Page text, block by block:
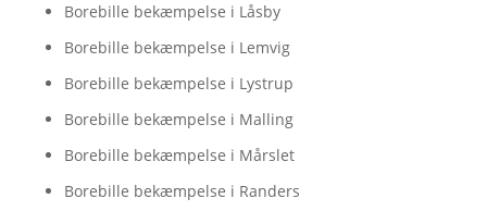
Borebille bekæmpelse i Låsby
Borebille bekæmpelse i Lemvig
Borebille bekæmpelse i Lystrup
Borebille bekæmpelse i Malling
Borebille bekæmpelse i Mårslet
Borebille bekæmpelse i Randers